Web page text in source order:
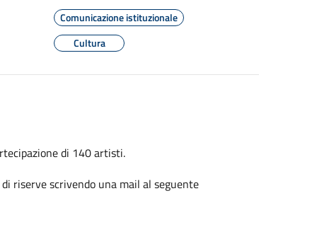
Comunicazione istituzionale
Cultura
di 140 artisti.
riserve scrivendo una mail al seguente